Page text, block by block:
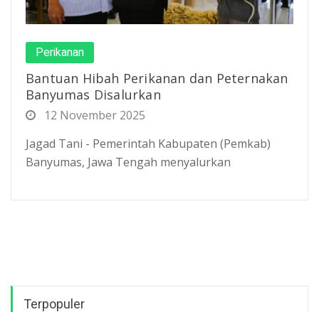
Perikanan
Bantuan Hibah Perikanan dan Peternakan
Banyumas Disalurkan
12 November 2025
Jagad Tani - Pemerintah Kabupaten (Pemkab)
Banyumas, Jawa Tengah menyalurkan
Terpopuler